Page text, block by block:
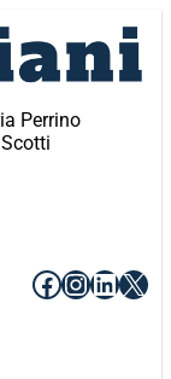
Perrino
Facebook
X